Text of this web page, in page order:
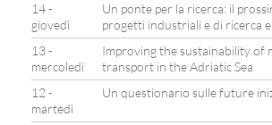
14 -
giovedì
Un ponte per la ricerca: il
progetti industriali e di ricerca
13 -
mercoledì
Improving the sustainability of
transport in the Adriatic Sea
12 -
martedì
Un questionario sulle future